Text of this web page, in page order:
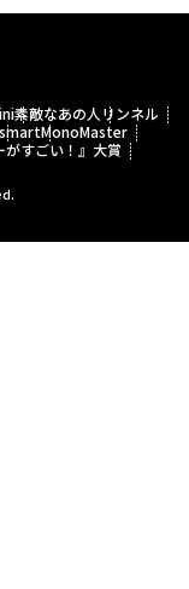
素敵なあの人 リンネル
MonoMaster
がすごい！』大賞